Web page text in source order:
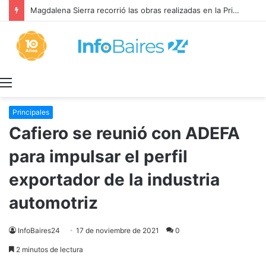
Magdalena Sierra recorrió las obras realizadas en la Primaria 36
Principales
Cafiero se reunió con ADEFA
para impulsar el perfil
exportador de la industria
automotriz
InfoBaires24 17 de noviembre de 2021 0
2 minutos de lectura